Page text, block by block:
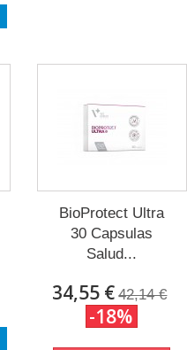
BioProtect Ultra
30 Capsulas
Salud...
34,55 € 42,14 €
-18%